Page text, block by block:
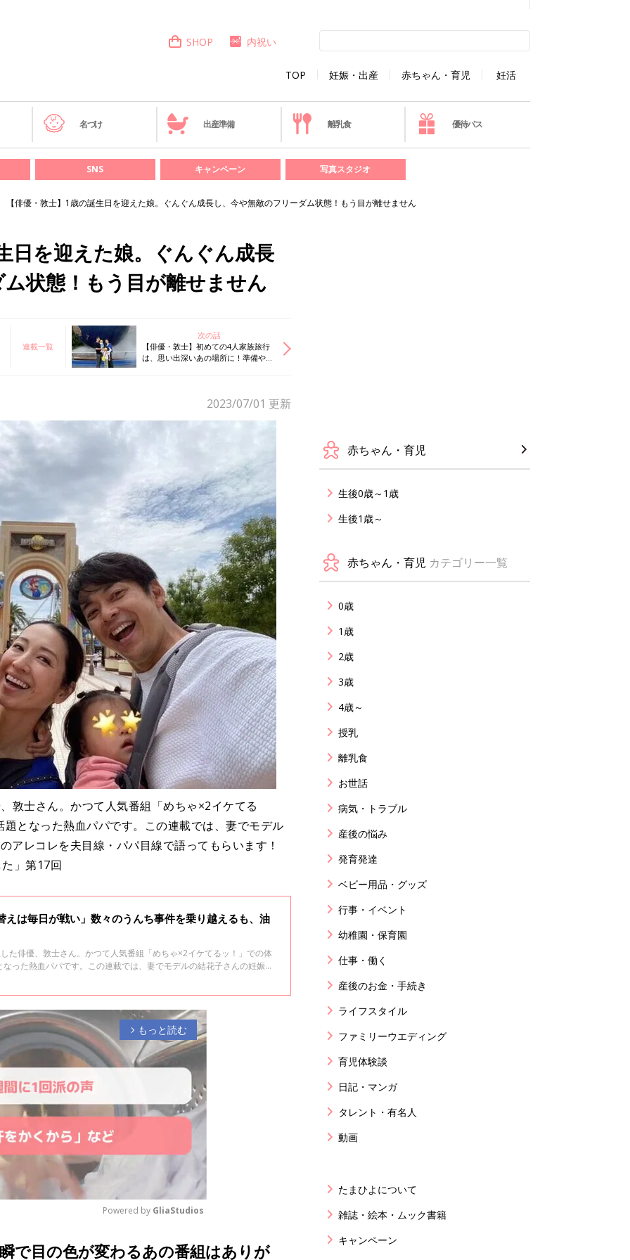
TOP 妊娠・出産 赤ちゃん・育児 妊活
SHOP 内祝い
名づけ 出産準備 離乳食 優待パス
SNS キャンペーン 写真スタジオ
【俳優・敦士】1歳の誕生日を迎えた娘。ぐんぐん成長し、今や無敵のフリーダム状態！もう目が離せません
日を迎えた娘。ぐんぐん成長
状態！もう目が離せません
連載一覧
次の話
【俳優・敦士】初めての4人家族旅行
は、思い出深いあの場所に！準備や移
2023/07/01 更新
敦士さん。かつて人気番組「めちゃ×2イケてる
となった熱血パパです。この連載では、妻でモデル
アレコレを夫目線・パパ目線で語ってもらいます！
」第17回
えは毎日が戦い」数々のうんち事件を乗り越えるも、油
た俳優、敦士さん。かつて人気番組「めちゃ×2イケてるッ！」での体
った熱血パパです。この連載では、妻でモデルの結花子さんの妊娠・
arrow_forward_ios もっと読む
M
Powered by GliaStudios
で目の色が変わるあの番組はありが
赤ちゃん・育児
生後0歳～1歳
生後1歳～
赤ちゃん・育児 カテゴリー一覧
0歳
1歳
2歳
3歳
4歳～
授乳
離乳食
お世話
病気・トラブル
産後の悩み
発育発達
ベビー用品・グッズ
行事・イベント
幼稚園・保育園
仕事・働く
産後のお金・手続き
ライフスタイル
ファミリーウエディング
育児体験談
日記・マンガ
タレント・有名人
動画
たまひよについて
雑誌・絵本・ムック書籍
キャンペーン